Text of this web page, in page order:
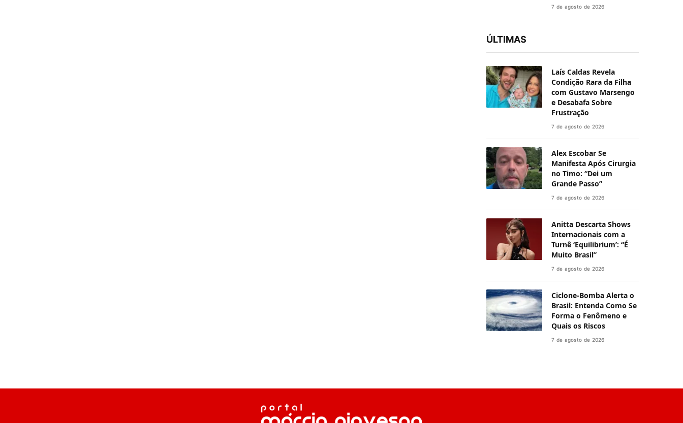
7 de agosto de 2026
ÚLTIMAS
Laís Caldas Revela
Condição Rara da Filha
com Gustavo Marsengo
e Desabafa Sobre
Frustração
7 de agosto de 2026
Alex Escobar Se
Manifesta Após Cirurgia
no Timo: “Dei um
Grande Passo”
7 de agosto de 2026
Anitta Descarta Shows
Internacionais com a
Turnê ‘Equilibrium’: “É
Muito Brasil”
7 de agosto de 2026
Ciclone-Bomba Alerta o
Brasil: Entenda Como Se
Forma o Fenômeno e
Quais os Riscos
7 de agosto de 2026